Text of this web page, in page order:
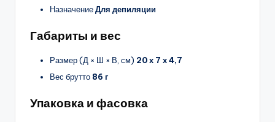
НазначениеДля депиляции
Габариты и вес
Размер (Д × Ш × В, см) 20 х 7 х 4,7
Вес брутто 86 г
Упаковка и фасовка